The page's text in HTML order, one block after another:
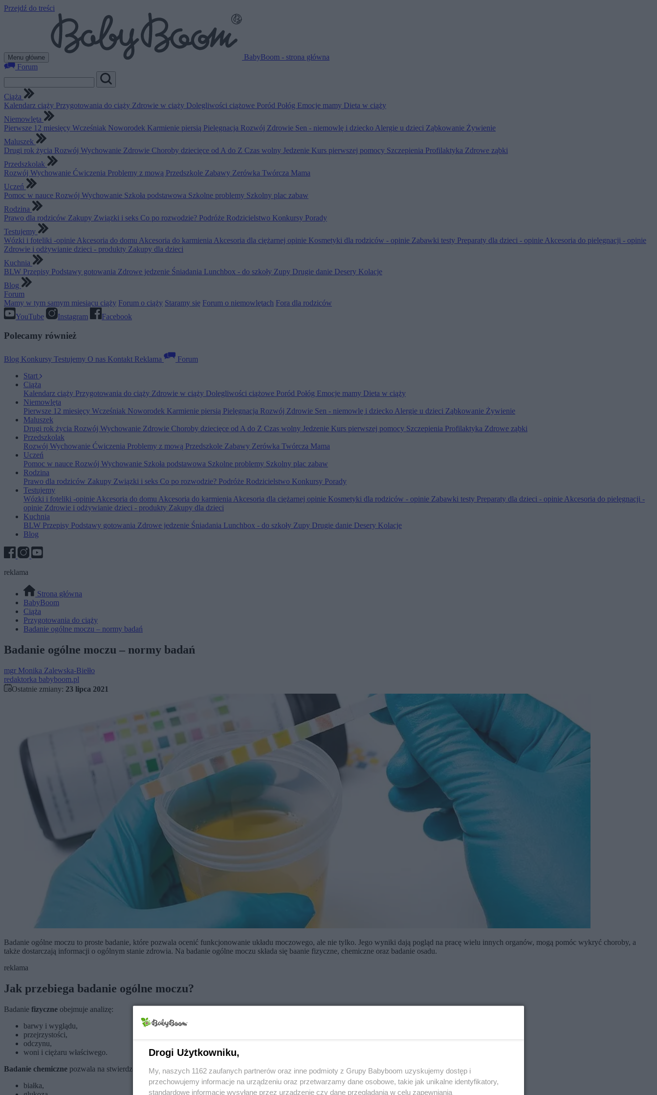
Przejdź do treści
Menu główne
BabyBoom - strona główna
Forum
Ciąża
Kalendarz ciąży Przygotowania do ciąży Zdrowie w ciąży Dolegliwości ciążowe Poród Połóg Emocje mamy Dieta w ciąży
Niemowlęta
Pierwsze 12 miesięcy Wcześniak Noworodek Karmienie piersią Pielęgnacja Rozwój Zdrowie Sen - niemowlę i dziecko Alergie u dzieci Ząbkowanie Żywienie
Maluszek
Drugi rok życia Rozwój Wychowanie Zdrowie Choroby dziecięce od A do Z Czas wolny Jedzenie Kurs pierwszej pomocy Szczepienia Profilaktyka Zdrowe ząbki
Przedszkolak
Rozwój Wychowanie Ćwiczenia Problemy z mową Przedszkole Zabawy Zerówka Twórcza Mama
Uczeń
Pomoc w nauce Rozwój Wychowanie Szkoła podstawowa Szkolne problemy Szkolny plac zabaw
Rodzina
Prawo dla rodziców Zakupy Związki i seks Co po rozwodzie? Podróże Rodzicielstwo Konkursy Porady
Testujemy
Wózki i foteliki -opinie Akcesoria do domu Akcesoria do karmienia Akcesoria dla ciężarnej opinie Kosmetyki dla rodziców - opinie Zabawki testy Preparaty dla dzieci - opinie Akcesoria do pielęgnacji - opinie
Zdrowie i odżywianie dzieci - produkty Zakupy dla dzieci
Kuchnia
BLW Przepisy Podstawy gotowania Zdrowe jedzenie Śniadania Lunchbox - do szkoły Zupy Drugie danie Desery Kolacje
Blog
Forum
Mamy w tym samym miesiącu ciąży Forum o ciąży Staramy się Forum o niemowlętach Fora dla rodziców
YouTube
Instagram Facebook
Polecamy również
Blog Konkursy Testujemy O nas Kontakt Reklama
Forum
Start
Ciąża
Kalendarz ciąży Przygotowania do ciąży Zdrowie w ciąży Dolegliwości ciążowe Poród Połóg Emocje mamy Dieta w ciąży
Niemowlęta
Pierwsze 12 miesięcy Wcześniak Noworodek Karmienie piersią Pielęgnacja Rozwój Zdrowie Sen - niemowlę i dziecko Alergie u dzieci Ząbkowanie Żywienie
Maluszek
Drugi rok życia Rozwój Wychowanie Zdrowie Choroby dziecięce od A do Z Czas wolny Jedzenie Kurs pierwszej pomocy Szczepienia Profilaktyka Zdrowe ząbki
Przedszkolak
Rozwój Wychowanie Ćwiczenia Problemy z mową Przedszkole Zabawy Zerówka Twórcza Mama
Uczeń
Pomoc w nauce Rozwój Wychowanie Szkoła podstawowa Szkolne problemy Szkolny plac zabaw
Rodzina
Prawo dla rodziców Zakupy Związki i seks Co po rozwodzie? Podróże Rodzicielstwo Konkursy Porady
Testujemy
Wózki i foteliki -opinieAkcesoria do domu Akcesoria do karmieniaAkcesoria dla ciężarnej opinie Kosmetyki dla rodziców - opinie Zabawki testy Preparaty dla dzieci - opinieAkcesoria do pielęgnacji -
opinie Zdrowie i odżywianie dzieci - produkty Zakupy dla dzieci
Kuchnia
BLW Przepisy Podstawy gotowania Zdrowe jedzenie Śniadania Lunchbox - do szkoły Zupy Drugie danie Desery Kolacje
Blog
reklama
Strona główna
BabyBoom
Ciąża
Przygotowania do ciąży
Badanie ogólne moczu – normy badań
Badanie ogólne moczu – normy badań
mgr Monika Zalewska-Biełło
redaktorka babyboom.pl
Ostatnie zmiany: 23 lipca 2021
Badanie ogólne moczu to proste badanie, które pozwala ocenić funkcjonowanie układu moczowego, ale nie tylko. Jego wyniki dają pogląd na pracę wielu innych organów, mogą pomóc wykryć choroby, a
także dostarczają informacji o ogólnym stanie zdrowia. Na badanie ogólne moczu składa się baanie fizyczne, chemiczne oraz badanie osadu.
reklama
Jak przebiega badanie ogólne moczu?
Badanie fizyczne obejmuje analizę:
barwy i wyglądu,
przejrzystości,
odczynu,
woni i ciężaru właściwego.
Badanie chemiczne pozwala na stwierdzenie, czy w próbce moczu występują:
białka,
Drogi Użytkowniku,
My, naszych 1162 zaufanych partnerów oraz inne podmioty z Grupy Babyboom uzyskujemy dostęp i
przechowujemy informacje na urządzeniu oraz przetwarzamy dane osobowe, takie jak unikalne identyfikatory,
standardowe informacje wysyłane przez urządzenie czy dane przeglądania w celu zapewniania